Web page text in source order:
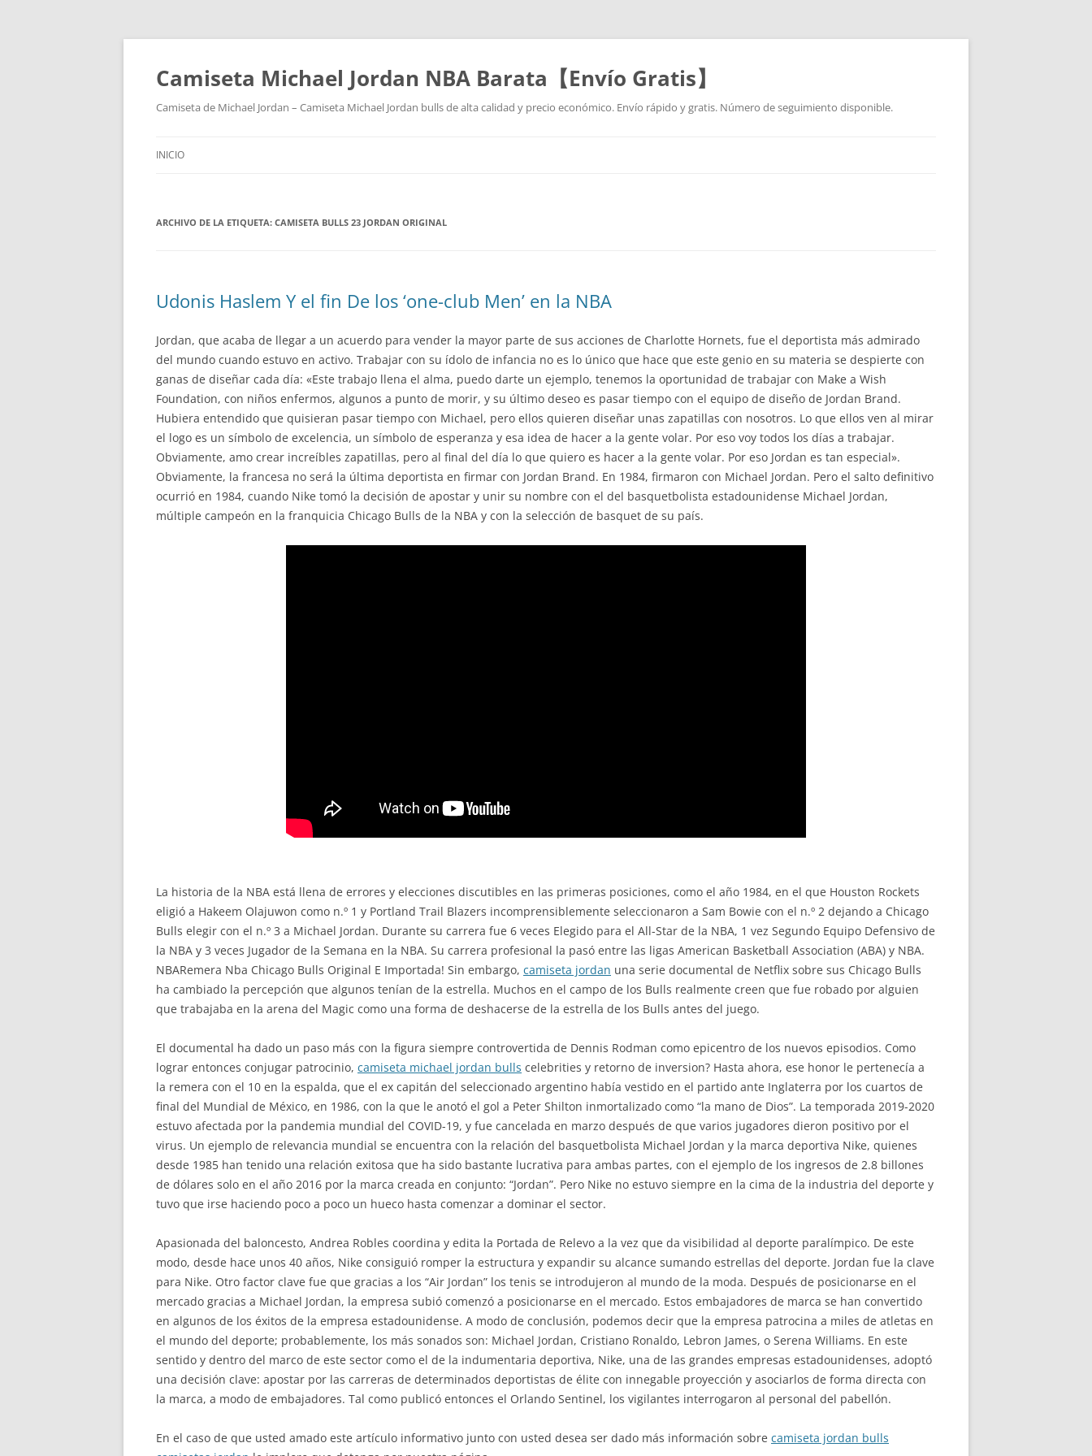
Camiseta Michael Jordan NBA Barata【Envío Gratis】
Camiseta de Michael Jordan – Camiseta Michael Jordan bulls de alta calidad y precio económico. Envío rápido y gratis. Número de seguimiento disponible.
INICIO
ARCHIVO DE LA ETIQUETA: CAMISETA BULLS 23 JORDAN ORIGINAL
Udonis Haslem Y el fin De los ‘one-club Men’ en la NBA
Jordan, que acaba de llegar a un acuerdo para vender la mayor parte de sus acciones de Charlotte Hornets, fue el deportista más admirado
del mundo cuando estuvo en activo. Trabajar con su ídolo de infancia no es lo único que hace que este genio en su materia se despierte con
ganas de diseñar cada día: «Este trabajo llena el alma, puedo darte un ejemplo, tenemos la oportunidad de trabajar con Make a Wish
Foundation, con niños enfermos, algunos a punto de morir, y su último deseo es pasar tiempo con el equipo de diseño de Jordan Brand.
Hubiera entendido que quisieran pasar tiempo con Michael, pero ellos quieren diseñar unas zapatillas con nosotros. Lo que ellos ven al mirar
el logo es un símbolo de excelencia, un símbolo de esperanza y esa idea de hacer a la gente volar. Por eso voy todos los días a trabajar.
Obviamente, amo crear increíbles zapatillas, pero al final del día lo que quiero es hacer a la gente volar. Por eso Jordan es tan especial».
Obviamente, la francesa no será la última deportista en firmar con Jordan Brand. En 1984, firmaron con Michael Jordan. Pero el salto definitivo
ocurrió en 1984, cuando Nike tomó la decisión de apostar y unir su nombre con el del basquetbolista estadounidense Michael Jordan,
múltiple campeón en la franquicia Chicago Bulls de la NBA y con la selección de basquet de su país.
La historia de la NBA está llena de errores y elecciones discutibles en las primeras posiciones, como el año 1984, en el que Houston Rockets
eligió a Hakeem Olajuwon como n.º 1 y Portland Trail Blazers incomprensiblemente seleccionaron a Sam Bowie con el n.º 2 dejando a Chicago
Bulls elegir con el n.º 3 a Michael Jordan. Durante su carrera fue 6 veces Elegido para el All-Star de la NBA, 1 vez Segundo Equipo Defensivo de
la NBA y 3 veces Jugador de la Semana en la NBA. Su carrera profesional la pasó entre las ligas American Basketball Association (ABA) y NBA.
NBARemera Nba Chicago Bulls Original E Importada! Sin embargo, camiseta jordan una serie documental de Netflix sobre sus Chicago Bulls
ha cambiado la percepción que algunos tenían de la estrella. Muchos en el campo de los Bulls realmente creen que fue robado por alguien
que trabajaba en la arena del Magic como una forma de deshacerse de la estrella de los Bulls antes del juego.
El documental ha dado un paso más con la figura siempre controvertida de Dennis Rodman como epicentro de los nuevos episodios. Como
lograr entonces conjugar patrocinio, camiseta michael jordan bulls celebrities y retorno de inversion? Hasta ahora, ese honor le pertenecía a
la remera con el 10 en la espalda, que el ex capitán del seleccionado argentino había vestido en el partido ante Inglaterra por los cuartos de
final del Mundial de México, en 1986, con la que le anotó el gol a Peter Shilton inmortalizado como “la mano de Dios”. La temporada 2019-2020
estuvo afectada por la pandemia mundial del COVID-19, y fue cancelada en marzo después de que varios jugadores dieron positivo por el
virus. Un ejemplo de relevancia mundial se encuentra con la relación del basquetbolista Michael Jordan y la marca deportiva Nike, quienes
desde 1985 han tenido una relación exitosa que ha sido bastante lucrativa para ambas partes, con el ejemplo de los ingresos de 2.8 billones
de dólares solo en el año 2016 por la marca creada en conjunto: “Jordan”. Pero Nike no estuvo siempre en la cima de la industria del deporte y
tuvo que irse haciendo poco a poco un hueco hasta comenzar a dominar el sector.
Apasionada del baloncesto, Andrea Robles coordina y edita la Portada de Relevo a la vez que da visibilidad al deporte paralímpico. De este
modo, desde hace unos 40 años, Nike consiguió romper la estructura y expandir su alcance sumando estrellas del deporte. Jordan fue la clave
para Nike. Otro factor clave fue que gracias a los “Air Jordan” los tenis se introdujeron al mundo de la moda. Después de posicionarse en el
mercado gracias a Michael Jordan, la empresa subió comenzó a posicionarse en el mercado. Estos embajadores de marca se han convertido
en algunos de los éxitos de la empresa estadounidense. A modo de conclusión, podemos decir que la empresa patrocina a miles de atletas en
el mundo del deporte; probablemente, los más sonados son: Michael Jordan, Cristiano Ronaldo, Lebron James, o Serena Williams. En este
sentido y dentro del marco de este sector como el de la indumentaria deportiva, Nike, una de las grandes empresas estadounidenses, adoptó
una decisión clave: apostar por las carreras de determinados deportistas de élite con innegable proyección y asociarlos de forma directa con
la marca, a modo de embajadores. Tal como publicó entonces el Orlando Sentinel, los vigilantes interrogaron al personal del pabellón.
En el caso de que usted amado este artículo informativo junto con usted desea ser dado más información sobre camiseta jordan bulls